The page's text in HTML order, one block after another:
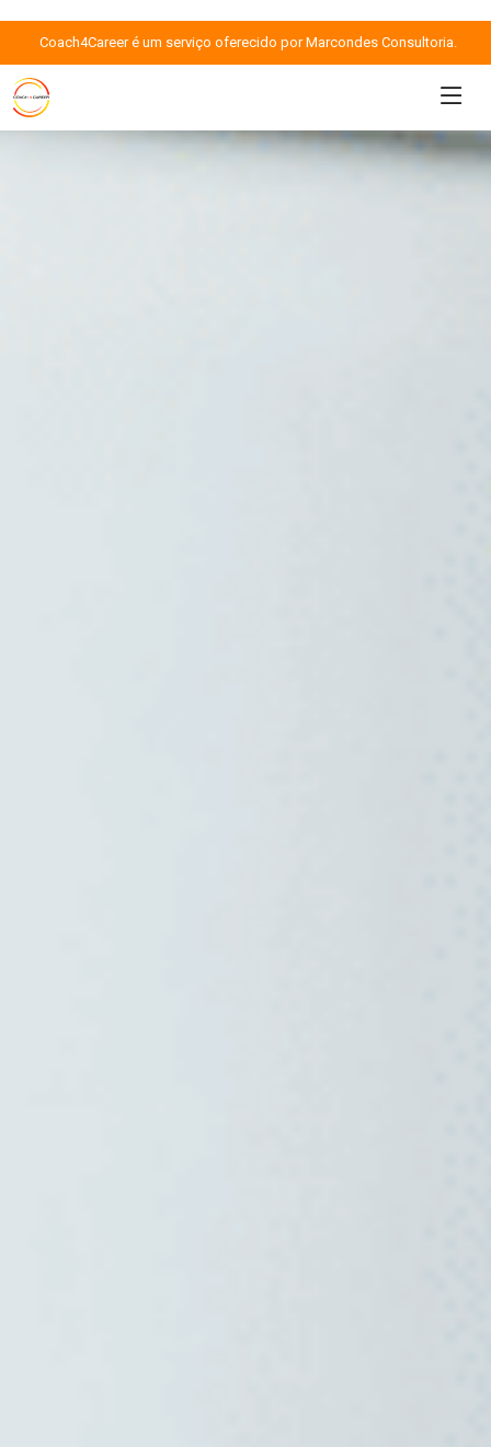
Coach4Career é um serviço oferecido por Marcondes Consultoria.